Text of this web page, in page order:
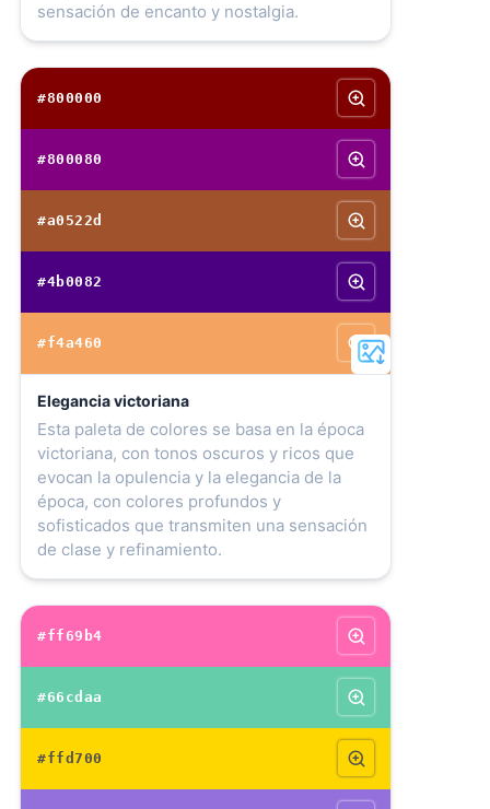
sensación de encanto y nostalgia.
#800000
#800080
#a0522d
#4b0082
#f4a460
Elegancia victoriana
Esta paleta de colores se basa en la época
victoriana, con tonos oscuros y ricos que
evocan la opulencia y la elegancia de la
época, con colores profundos y
sofisticados que transmiten una sensación
de clase y refinamiento.
#ff69b4
#66cdaa
#ffd700